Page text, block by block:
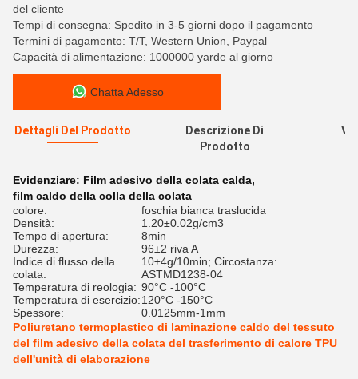
del cliente
Tempi di consegna: Spedito in 3-5 giorni dopo il pagamento
Termini di pagamento: T/T, Western Union, Paypal
Capacità di alimentazione: 1000000 yarde al giorno
Chatta Adesso
Dettagli Del Prodotto
Descrizione Di
Prodotto
Evidenziare: Film adesivo della colata calda,
film caldo della colla della colata
colore:
foschia bianca traslucida
Densità:
1.20±0.02g/cm3
Tempo di apertura:
8min
Durezza:
96±2 riva A
Indice di flusso della
colata:
10±4g/10min; Circostanza:
ASTMD1238-04
Temperatura di reologia: 90°C -100°C
Temperatura di esercizio:120°C -150°C
Spessore:
0.0125mm-1mm
Poliuretano termoplastico di laminazione caldo del tessuto
del film adesivo della colata del trasferimento di calore TPU
dell'unità di elaborazione